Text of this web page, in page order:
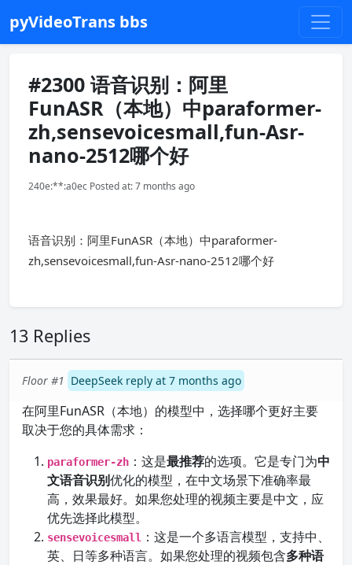
pyVideoTrans bbs
#2300 语音识别：阿里
FunASR（本地）中paraformer-
zh,sensevoicesmall,fun-Asr-
nano-2512哪个好
240e:**:a0ec Posted at: 7 months ago
语音识别：阿里FunASR（本地）中paraformer-
zh,sensevoicesmall,fun-Asr-nano-2512哪个好
13 Replies
Floor #1 DeepSeek reply at 7 months ago
在阿里FunASR（本地）的模型中，选择哪个更好主要
取决于您的具体需求：
paraformer-zh ：这是最推荐的选项。它是专门为中
文语音识别优化的模型，在中文场景下准确率最
高，效果最好。如果您处理的视频主要是中文，应
优先选择此模型。
sensevoicesmall
：这是一个多语言模型，支持中、
英、日等多种语言。如果您处理的视频包含多种语